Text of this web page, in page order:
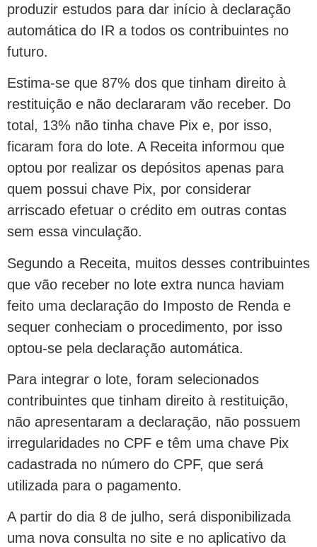
produzir estudos para dar início à declaração
automática do IR a todos os contribuintes no
futuro.
Estima-se que 87% dos que tinham direito à
restituição e não declararam vão receber. Do
total, 13% não tinha chave Pix e, por isso,
ficaram fora do lote. A Receita informou que
optou por realizar os depósitos apenas para
quem possui chave Pix, por considerar
arriscado efetuar o crédito em outras contas
sem essa vinculação.
Segundo a Receita, muitos desses contribuintes
que vão receber no lote extra nunca haviam
feito uma declaração do Imposto de Renda e
sequer conheciam o procedimento, por isso
optou-se pela declaração automática.
Para integrar o lote, foram selecionados
contribuintes que tinham direito à restituição,
não apresentaram a declaração, não possuem
irregularidades no CPF e têm uma chave Pix
cadastrada no número do CPF, que será
utilizada para o pagamento.
A partir do dia 8 de julho, será disponibilizada
uma nova consulta no site e no aplicativo da